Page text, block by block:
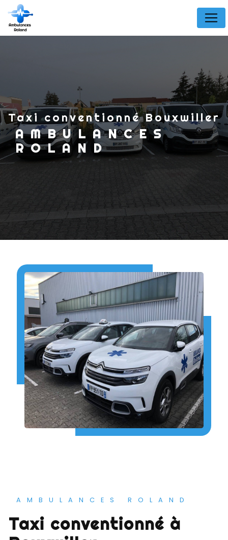
taxi conventionné Bouxwiller
AMBULANCES
ROLAND
AMBULANCES ROLAND
taxi conventionné à
Panneau de gestion des cookies